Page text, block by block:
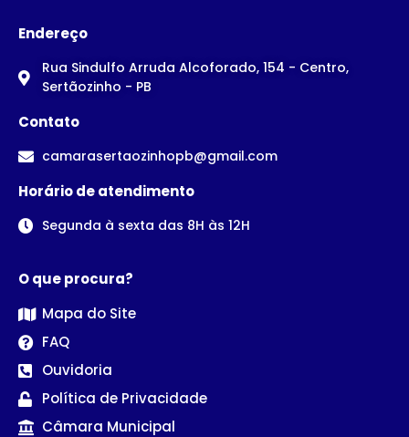
Endereço
Rua Sindulfo Arruda Alcoforado, 154 - Centro,
Sertãozinho - PB
Contato
camarasertaozinhopb@gmail.com
Horário de atendimento
Segunda à sexta das 8H às 12H
O que procura?
Mapa do Site
FAQ
Ouvidoria
Política de Privacidade
Câmara Municipal